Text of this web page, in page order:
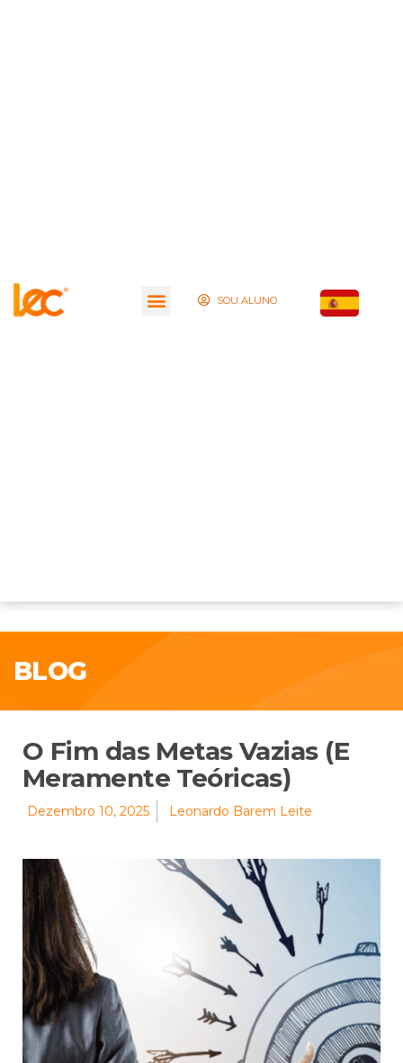
SOU ALUNO
BLOG
O Fim das Metas Vazias (E
Meramente Teóricas)
Dezembro 10, 2025 Leonardo Barem Leite